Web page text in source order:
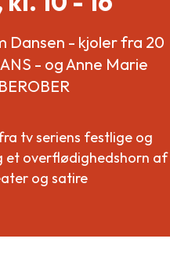
Dansen - kjoler fra 20
- og Anne Marie
tv seriens festlige og
et overflødighedshorn af
og satire